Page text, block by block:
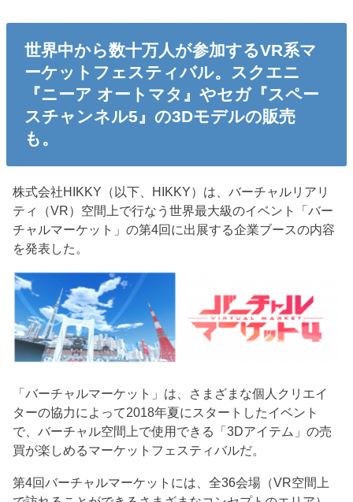
世界中から数十万人が参加するVR系マ
ーケットフェスティバル。スクエニ
『ニーア オートマタ』やセガ『スペー
スチャンネル5』の3Dモデルの販売
も。
株式会社HIKKY（以下、HIKKY）は、バーチャルリアリ
ティ（VR）空間上で行なう世界最大級のイベント「バー
チャルマーケット」の第4回に出展する企業ブースの内容
を発表した。
「バーチャルマーケット」は、さまざまな個人クリエイ
ターの協力によって2018年夏にスタートしたイベント
で、バーチャル空間上で使用できる「3Dアイテム」の売
買が楽しめるマーケットフェスティバルだ。
第4回バーチャルマーケットには、全36会場（VR空間上